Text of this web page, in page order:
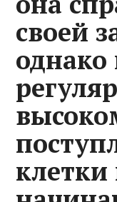
своей
однако
клетки